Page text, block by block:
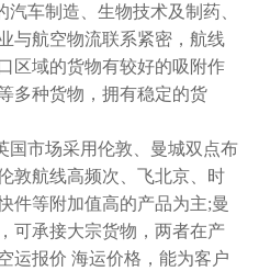
车制造、生物技术及制药、
与航空物流联系紧密，航线
区域的货物有较好的吸附作
多种货物，拥有稳定的货
国市场采用伦敦、曼城双点布
敦航线高频次、飞北京、时
件等附加值高的产品为主;曼
可承接大宗货物，两者在产
运报价 海运价格 ，能为客户